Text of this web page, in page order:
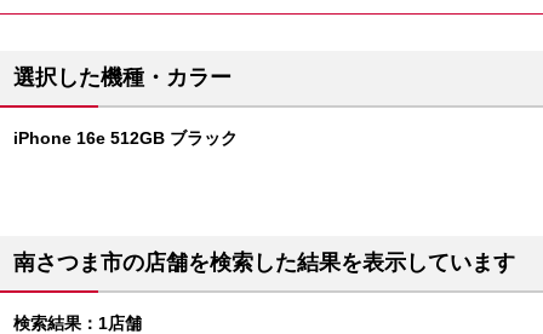
選択した機種・カラー
iPhone 16e 512GB ブラック
南さつま市の店舗を検索した結果を表示しています
検索結果：1店舗